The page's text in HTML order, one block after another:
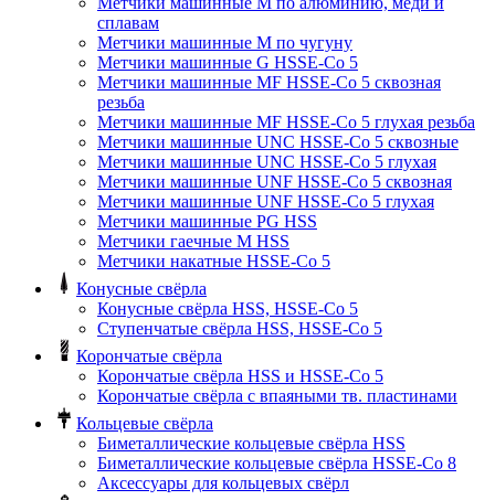
сплавам
Метчики машинные M по чугуну
Метчики машинные G HSSE-Co 5
Метчики машинные MF HSSE-Co 5 сквозная
резьба
Метчики машинные MF HSSE-Co 5 глухая резьба
Метчики машинные UNC HSSE-Co 5 сквозные
Метчики машинные UNC HSSE-Co 5 глухая
Метчики машинные UNF HSSE-Co 5 сквозная
Метчики машинные UNF HSSE-Co 5 глухая
Метчики машинные PG HSS
Метчики гаечные M HSS
Метчики накатные HSSE-Co 5
Конусные свёрла
Конусные свёрла HSS, HSSE-Co 5
Ступенчатые свёрла HSS, HSSE-Co 5
Корончатые свёрла
Корончатые свёрла HSS и HSSE-Co 5
Корончатые свёрла с впаяными тв. пластинами
Кольцевые свёрла
Биметаллические кольцевые свёрла HSS
Биметаллические кольцевые свёрла HSSE-Co 8
Аксессуары для кольцевых свёрл